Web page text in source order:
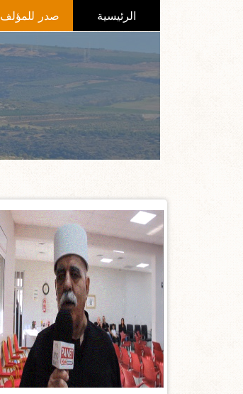
الرئيسية صدر للمؤلف